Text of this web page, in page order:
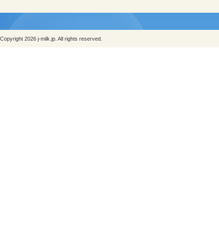
Copyright 2026 j-milk.jp. All rights reserved.